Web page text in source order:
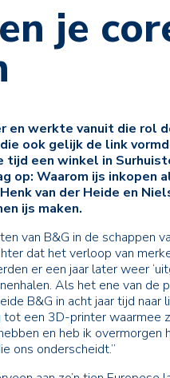
je
en werkte vanuit die rol
ook gelijk de link
tijd een winkel in
op: Waarom ijs inkopen
van der Heide en
ijs maken.
van B&G in de schappen
dat het verloop van
er een jaar later weer
Als het ene van de
B&G in acht jaar tijd
een 3D-printer waarmee
en heb ik
ons onderscheidt.”